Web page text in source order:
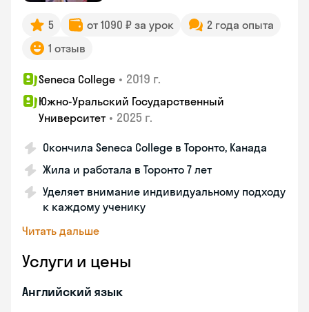
5 от 1090 ₽ за урок
2 года опыта
1 отзыв
Seneca College • 2019 г.
Южно-Уральский Государственный
Университет • 2025 г.
Окончила Seneca College в Торонто, Канада
Жила и работала в Торонто 7 лет
Уделяет внимание индивидуальному подходу
к каждому ученику
Читать дальше
Услуги и цены
Английский язык